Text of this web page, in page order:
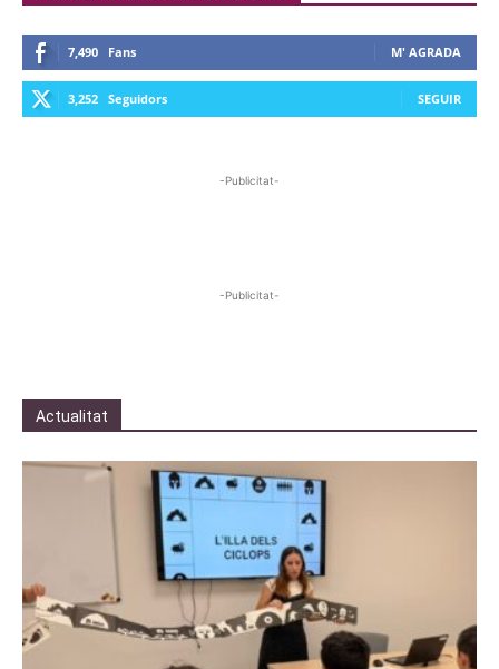
7,490 Fans M' AGRADA
3,252 Seguidors SEGUIR
-Publicitat-
-Publicitat-
Actualitat